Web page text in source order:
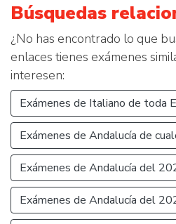
Búsquedas
¿No has encontrado lo que
enlaces tienes exámenes
interesen:
Exámenes de Italiano de toda
Exámenes de Andalucía de
Exámenes de Andalucía del
Exámenes de Andalucía del